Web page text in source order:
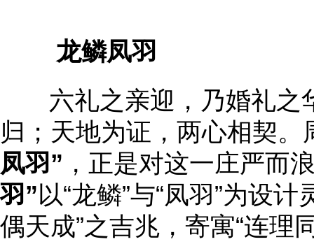
龙鳞凤羽
六礼之亲迎，乃婚礼之
归；天地为证，两心相契
凤羽” ，正是对这一庄严而
羽”以“龙鳞”与“凤羽”为设
偶天成”之吉兆，寄寓“连理